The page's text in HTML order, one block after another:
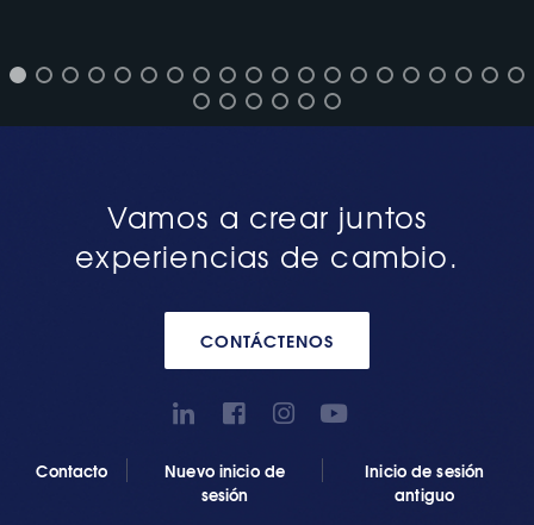
Vamos a crear juntos
experiencias de cambio.
CONTÁCTENOS
Contacto
Nuevo inicio de
sesión
Inicio de sesión
antiguo